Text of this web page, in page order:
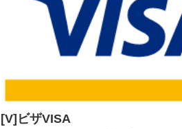
[V]ビザVISA